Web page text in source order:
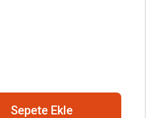
Sepete Ekle